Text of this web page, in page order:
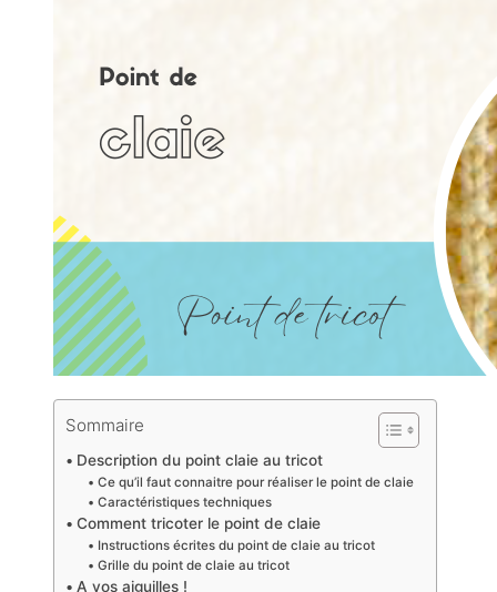
Sommaire
Description du point claie au tricot
Ce qu’il faut connaitre pour réaliser le point de claie
Caractéristiques techniques
Comment tricoter le point de claie
Instructions écrites du point de claie au tricot
Grille du point de claie au tricot
A vos aiguilles !